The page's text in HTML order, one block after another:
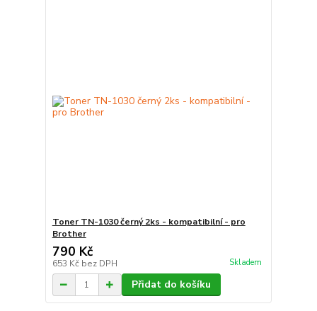
Toner TN-1030 černý 2ks - kompatibilní - pro
Brother
790 Kč
653 Kč bez DPH Skladem
Přidat do košíku